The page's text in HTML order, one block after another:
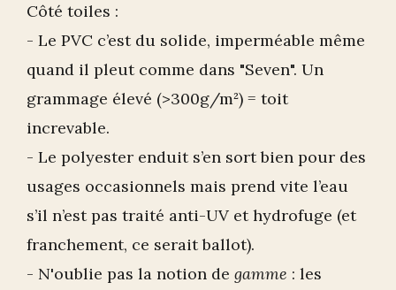
Côté toiles :
- Le PVC c’est du solide, imperméable même
quand il pleut comme dans "Seven". Un
grammage élevé (>300g/m²) = toit
increvable.
- Le polyester enduit s’en sort bien pour des
usages occasionnels mais prend vite l’eau
s’il n’est pas traité anti-UV et hydrofuge (et
franchement, ce serait ballot).
- N'oublie pas la notion de gamme : les